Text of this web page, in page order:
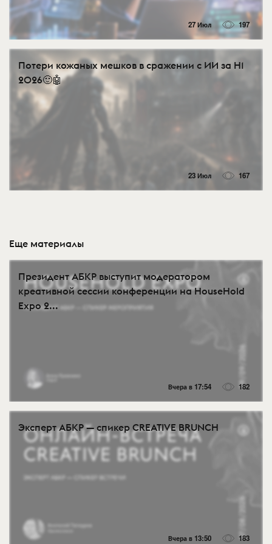
27 Июл 197
Потери кожаных мешков в сражении с ИИ за H1
2026🙂🤖
23 Июл 167
Еще материалы
Президент АБКР выступит модератором
креативной сессии конференции на HouseHold
Expo 2...
Вчера в 17:54 182
Эксперт АБКР — спикер CREATIVE BRUNCH
Вчера в 13:50 183